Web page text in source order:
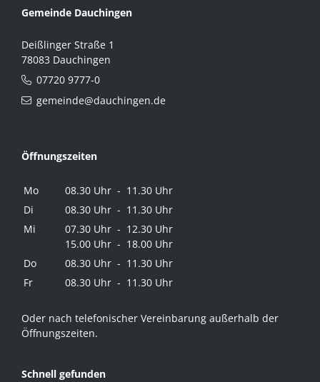
Gemeinde Dauchingen
Deißlinger Straße 1
78083 Dauchingen
07720 9777-0
gemeinde@dauchingen.de
Öffnungszeiten
Mo
08.30 Uhr - 11.30 Uhr
Di
08.30 Uhr - 11.30 Uhr
Mi
07.30 Uhr - 12.30 Uhr
15.00 Uhr - 18.00 Uhr
Do
08.30 Uhr - 11.30 Uhr
Fr
08.30 Uhr - 11.30 Uhr
Oder nach telefonischer Vereinbarung außerhalb der
Öffnungszeiten.
Schnell gefunden